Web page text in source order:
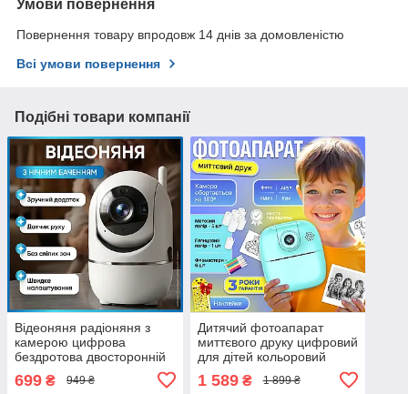
Умови повернення
Повернення товару впродовж 14 днів за домовленістю
Всі умови повернення
Подібні товари компанії
Відеоняня радіоняня з
камерою цифрова
бездротова двосторонній
зв’язок нічне бачення LCD
екран сигналізація плачу
699 ₴ 949 ₴
Дитячий фотоапарат
миттєвого друку цифровий
для дітей кольоровий
термодрук 17в1
1 589₴ 1 899 ₴